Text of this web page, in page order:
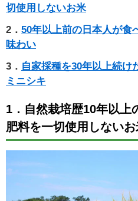
切使用しないお米
2． 50年以上前の日本人が食
味わい
3． 自家採種を30年以上続け
ミニシキ
1．自然栽培歴10年以上
肥料を一切使用しない